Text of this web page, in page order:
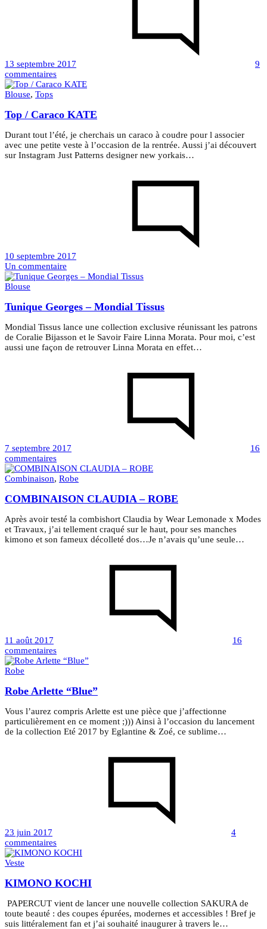
13 septembre 2017
9
commentairessur
Combinaison
version
Blouse, Tops
Top / Caraco KATE
Durant tout l’été, je cherchais un caraco à coudre pour l associer
avec une petite veste à l’occasion de la rentrée. Aussi j’ai découvert
sur Instagram Just Patterns designer new yorkais…
10 septembre 2017
Un commentaire
Top
KATE
Blouse
Tunique Georges – Mondial Tissus
Mondial Tissus lance une collection exclusive réunissant les patrons
de Coralie Bijasson et le Savoir Faire Linna Morata. Pour moi, c’est
aussi une façon de retrouver Linna Morata en effet…
7 septembre 2017
16
commentairessur
Tunique
Georges
Mondial
Combinaison, Robe
COMBINAISON CLAUDIA – ROBE
Après avoir testé la combishort Claudia by Wear Lemonade x Modes
et Travaux, j’ai tellement craqué sur le haut, pour ses manches
kimono et son fameux décolleté dos…Je n’avais qu’une seule…
11 août 2017
16
commentairessur
COMBINAISON
ROBE
Robe
Robe Arlette “Blue”
Vous l’aurez compris Arlette est une pièce que j’affectionne
particulièrement en ce moment ;))) Ainsi à l’occasion du lancement
de la collection Eté 2017 by Eglantine & Zoé, ce sublime…
23 juin 2017
4
commentairessur
Robe
Veste
KIMONO KOCHI
PAPERCUT vient de lancer une nouvelle collection SAKURA de
toute beauté : des coupes épurées, modernes et accessibles ! Bref je
suis littéralement fan et j’ai souhaité inaugurer à travers le…